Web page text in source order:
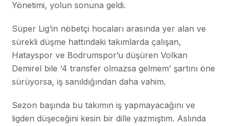
Yönetimi, yolun sonuna geldi.
Süper Lig’in nöbetçi hocaları arasında yer alan ve
sürekli düşme hattındaki takımlarda çalışan,
Hatayspor ve Bodrumspor’u düşüren Volkan
Demirel bile ‘4 transfer olmazsa gelmem’ şartını öne
sürüyorsa, iş sanıldığından daha vahim.
Sezon başında bu takımın iş yapmayacağını ve
ligden düşeceğini kesin bir dille yazmıştım. Aslında